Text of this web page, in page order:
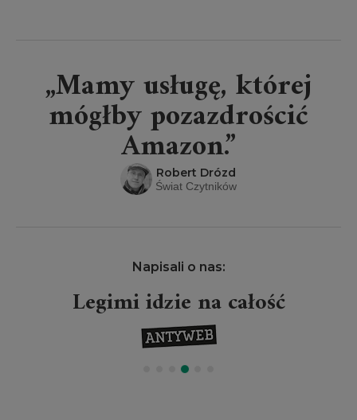
„Mamy usługę, której
mógłby pozazdrościć
Amazon.”
Robert Drózd
Świat Czytników
Napisali o nas:
Legimi idzie na całość